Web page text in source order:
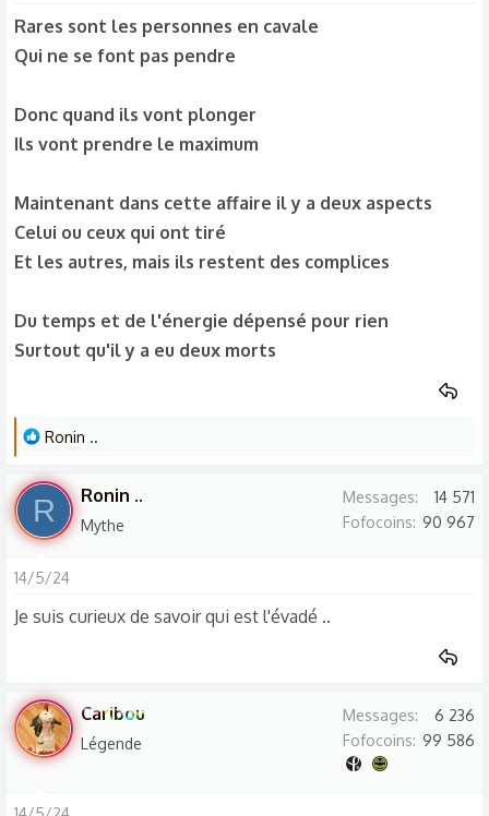
Rares sont les personnes en cavale
Qui ne se font pas pendre
Donc quand ils vont plonger
Ils vont prendre le maximum
Maintenant dans cette affaire il y a deux aspects
Celui ou ceux qui ont tiré
Et les autres, mais ils restent des complices
Du temps et de l'énergie dépensé pour rien
Surtout qu'il y a eu deux morts
L
s
r
é
c
t
n
s
:
Ronin ..
R Ronin ..
Mythe
Messages
14 571
Fofocoins 90 967
14/5/24
Je suis curieux de savoir qui est l'évadé ..
Caribou
Légende
Messages
6 236
Fofocoins 99 586